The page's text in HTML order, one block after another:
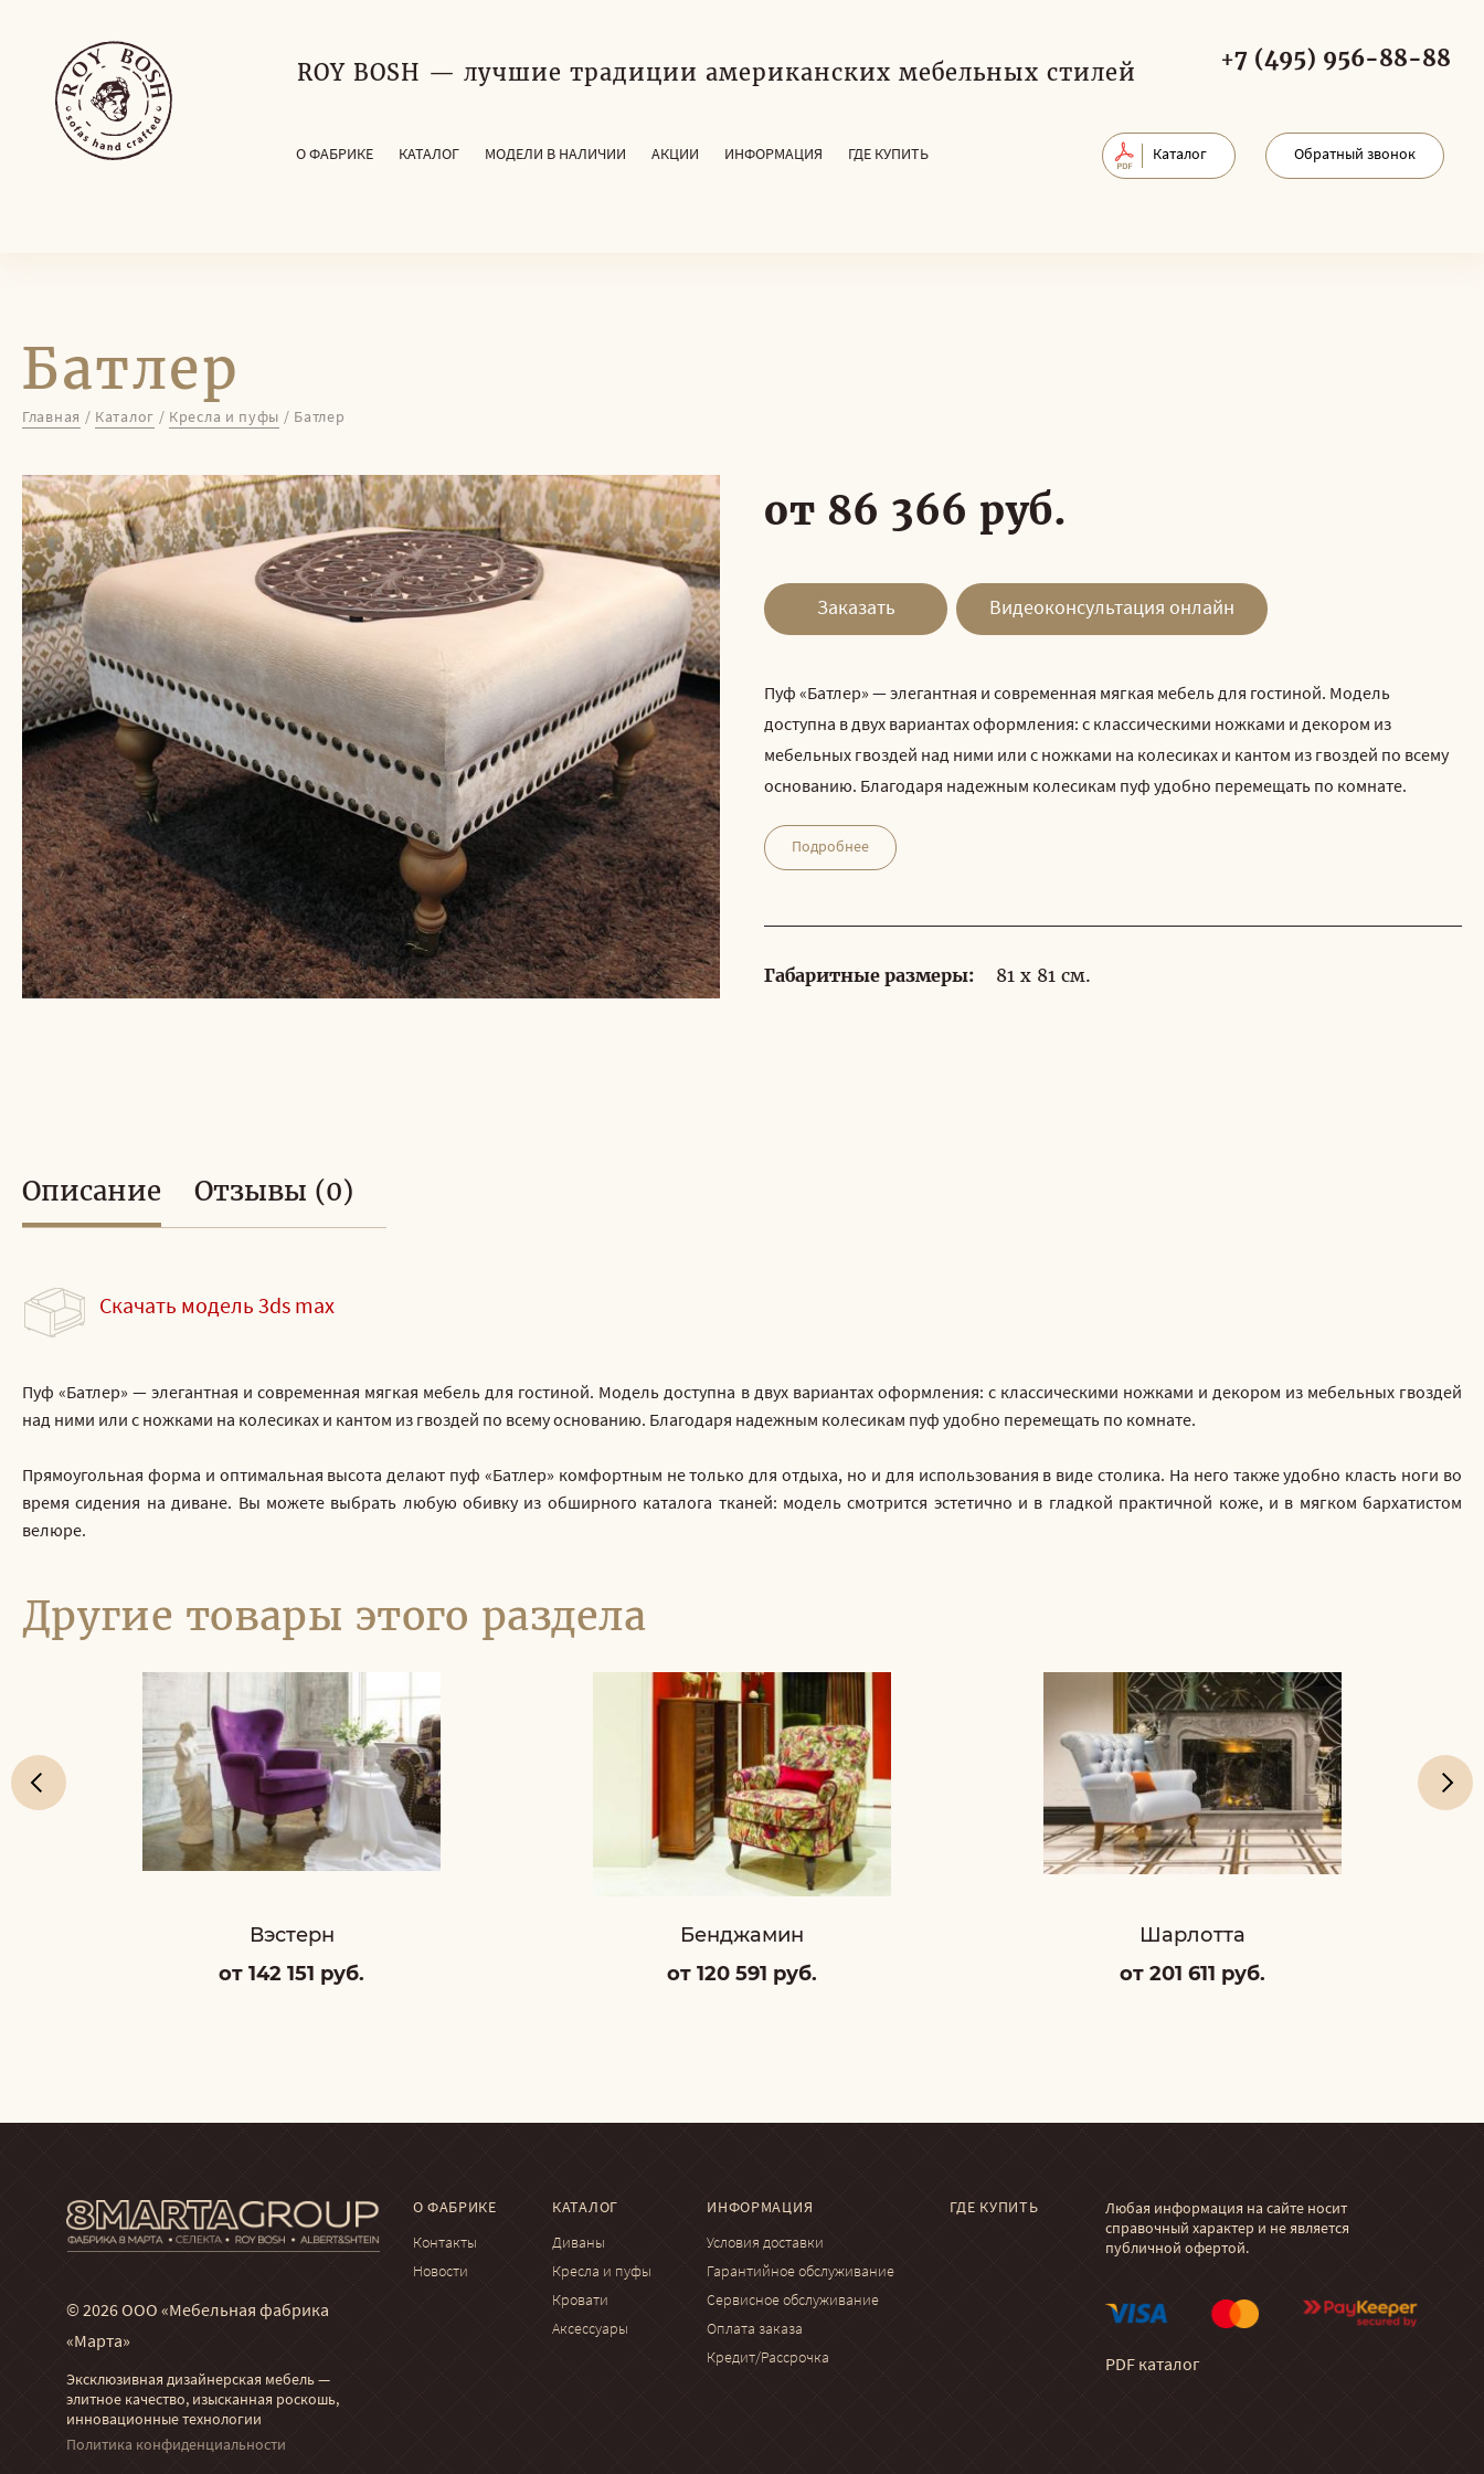
ROY BOSH — лучшие традиции американских мебельных стилей
+7 (495) 956-88-88
О ФАБРИКЕ КАТАЛОГ МОДЕЛИ В НАЛИЧИИ АКЦИИ ИНФОРМАЦИЯ ГДЕ КУПИТЬ Каталог Обратный звонок
Батлер
Главная / Каталог / Кресла и пуфы / Батлер
от 86 366 руб.
Заказать Видеоконсультация онлайн
Пуф «Батлер» — элегантная и современная мягкая мебель для гостиной. Модель
доступна в двух вариантах оформления: с классическими ножками и декором из
мебельных гвоздей над ними или с ножками на колесиках и кантом из гвоздей по всему
основанию. Благодаря надежным колесикам пуф удобно перемещать по комнате.
Подробнее
Габаритные размеры: 81 x 81 см.
Описание Отзывы (0)
Скачать модель 3ds max
Пуф «Батлер» — элегантная и современная мягкая мебель для гостиной. Модель доступна в двух вариантах оформления: с классическими ножками и декором из мебельных гвоздей
над ними или с ножками на колесиках и кантом из гвоздей по всему основанию. Благодаря надежным колесикам пуф удобно перемещать по комнате.
Прямоугольная форма и оптимальная высота делают пуф «Батлер» комфортным не только для отдыха, но и для использования в виде столика. На него также удобно класть ноги во
время сидения на диване. Вы можете выбрать любую обивку из обширного каталога тканей: модель смотрится эстетично и в гладкой практичной коже, и в мягком бархатистом
велюре.
Другие товары этого раздела
Вэстерн
от 142 151 руб.
Бенджамин
от 120 591 руб.
Шарлотта
от 201 611 руб.
© 2026 ООО «Мебельная фабрика
«Марта»
Эксклюзивная дизайнерская мебель —
элитное качество, изысканная роскошь,
инновационные технологии
Политика конфиденциальности
О ФАБРИКЕ
Контакты
Новости
КАТАЛОГ
Диваны
Кресла и пуфы
Кровати
Аксессуары
ИНФОРМАЦИЯ
Условия доставки
Гарантийное обслуживание
Сервисное обслуживание
Оплата заказа
Кредит/Рассрочка
ГДЕ КУПИТЬ
Любая информация на сайте носит
справочный характер и не является
публичной офертой.
PDF каталог